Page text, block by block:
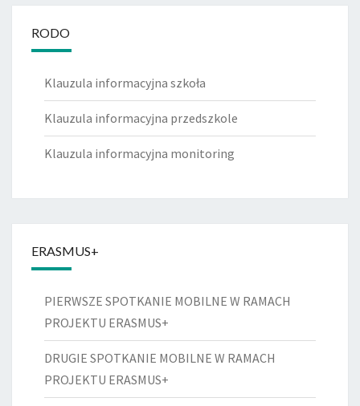
RODO
Klauzula informacyjna szkoła
Klauzula informacyjna przedszkole
Klauzula informacyjna monitoring
ERASMUS+
PIERWSZE SPOTKANIE MOBILNE W RAMACH
PROJEKTU ERASMUS+
DRUGIE SPOTKANIE MOBILNE W RAMACH
PROJEKTU ERASMUS+